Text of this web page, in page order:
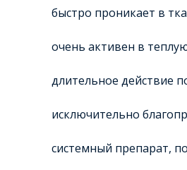
быстро проникает в
очень активен в
длительное действие
исключительно
системный препарат,